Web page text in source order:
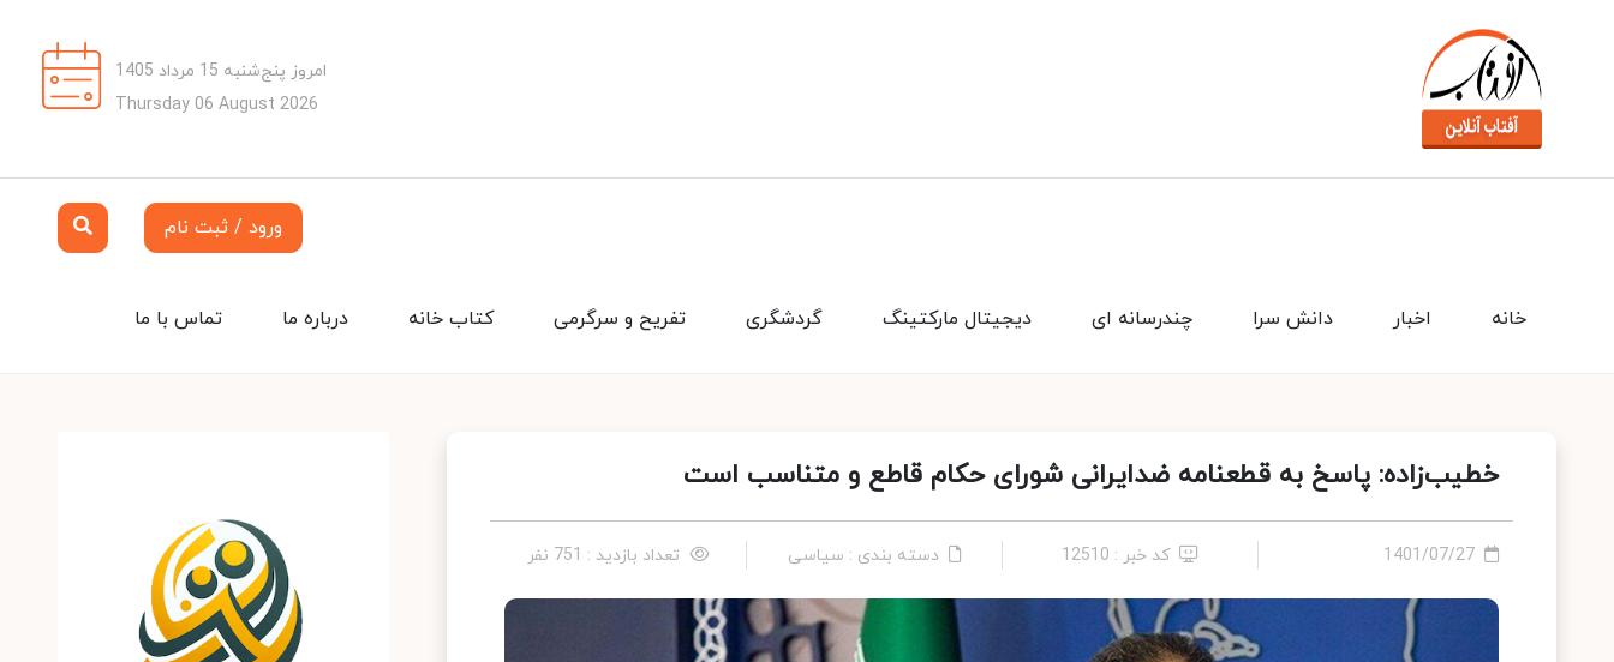
امروز پنج‌شنبه 15 مرداد 1405
Thursday 06 August 2026
ورود / ثبت نام
تماس با ما درباره ما کتاب خانه تفریح و سرگرمی گردشگری دیجیتال مارکتینگ چندرسانه ای دانش سرا اخبار خانه
خطیب‌زاده: پاسخ به قطعنامه ضدایرانی شورای حکام قاطع و متناسب است
1401/07/27 کد خبر : 12510 دسته بندی : سیاسی تعداد بازدید : 751 نفر